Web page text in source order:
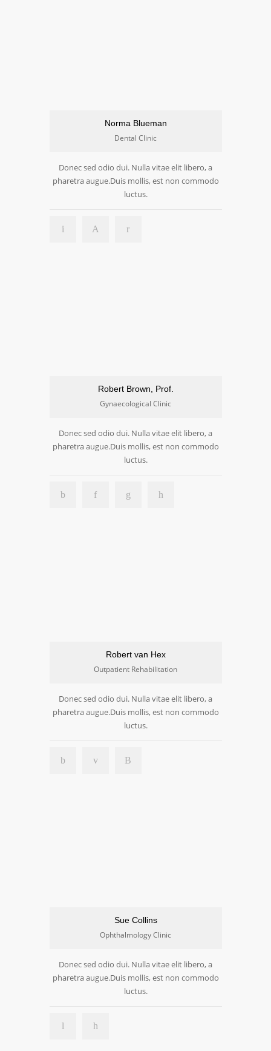
Norma Blueman
Dental Clinic
Donec sed odio dui. Nulla vitae elit libero, a
pharetra augue.Duis mollis, est non commodo
luctus.
Robert Brown, Prof.
Gynaecological Clinic
Donec sed odio dui. Nulla vitae elit libero, a
pharetra augue.Duis mollis, est non commodo
luctus.
Robert van Hex
Outpatient Rehabilitation
Donec sed odio dui. Nulla vitae elit libero, a
pharetra augue.Duis mollis, est non commodo
luctus.
Sue Collins
Ophthalmology Clinic
Donec sed odio dui. Nulla vitae elit libero, a
pharetra augue.Duis mollis, est non commodo
luctus.